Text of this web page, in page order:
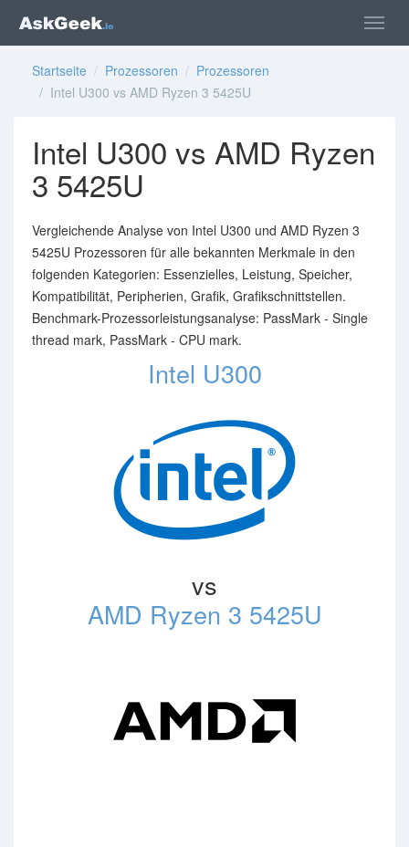
Startseite / Prozessoren / Prozessoren
/ Intel U300 vs AMD Ryzen 3 5425U
Intel U300 vs AMD Ryzen
3 5425U
Vergleichende Analyse von Intel U300 und AMD Ryzen 3
5425U Prozessoren für alle bekannten Merkmale in den
folgenden Kategorien: Essenzielles, Leistung, Speicher,
Kompatibilität, Peripherien, Grafik, Grafikschnittstellen.
Benchmark-Prozessorleistungsanalyse: PassMark - Single
thread mark, PassMark - CPU mark.
Intel U300
vs
AMD Ryzen 3 5425U